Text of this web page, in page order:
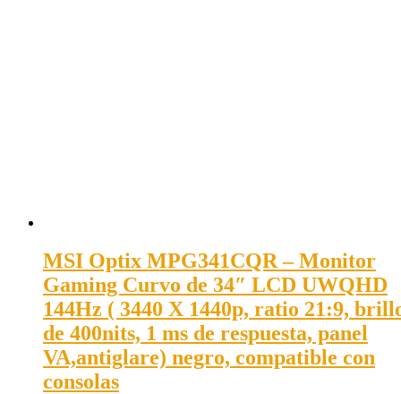
MSI Optix MPG341CQR – Monitor
Gaming Curvo de 34″ LCD UWQHD
144Hz ( 3440 X 1440p, ratio 21:9,
de 400nits, 1 ms de respuesta, panel
VA,antiglare) negro, compatible con
consolas